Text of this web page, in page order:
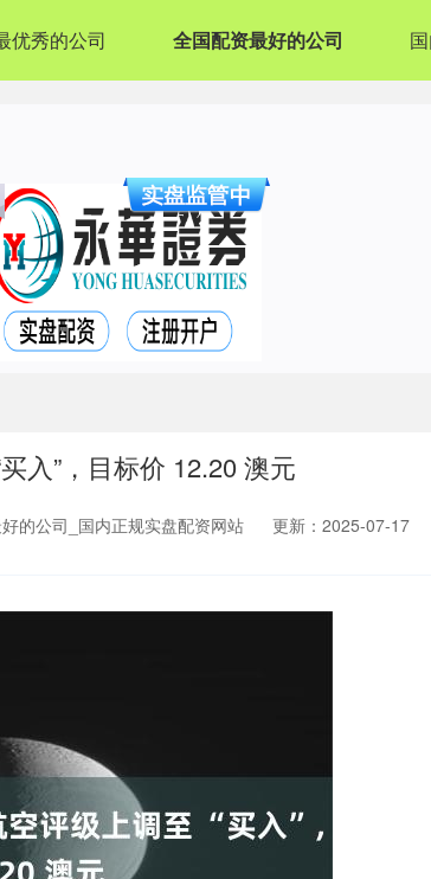
优秀的公司 全国配资最好的公司
入”，目标价 12.20 澳元
的公司_国内正规实盘配资网站
更新：2025-07-17